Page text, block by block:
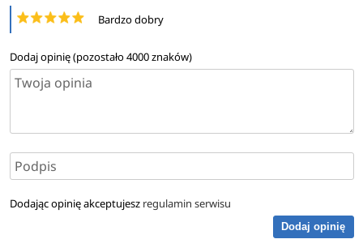
Bardzo dobry
Dodaj opinię (pozostało4000znaków)
Dodając opinię akceptujesz regulamin serwisu
Dodaj opinię